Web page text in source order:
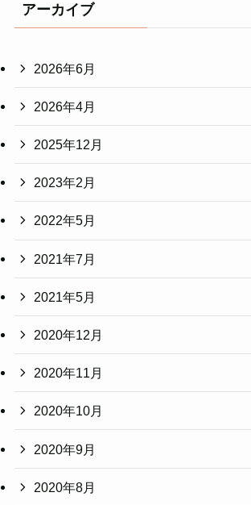
アーカイブ
2026年6月
2026年4月
2025年12月
2023年2月
2022年5月
2021年7月
2021年5月
2020年12月
2020年11月
2020年10月
2020年9月
2020年8月